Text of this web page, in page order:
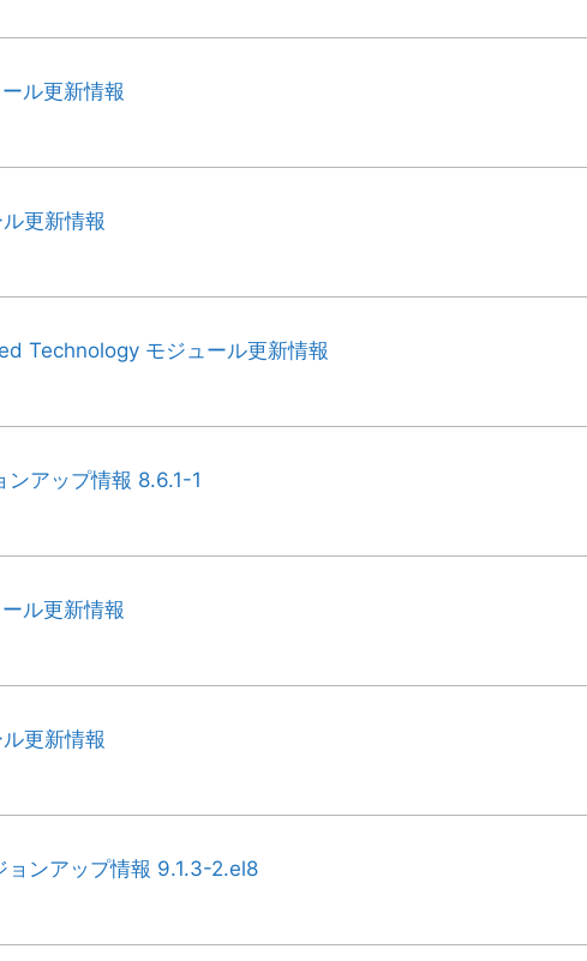
ル更新情報
更新情報
Technology モジュール更新情報
ンアップ情報 8.6.1-1
ル更新情報
更新情報
ョンアップ情報 9.1.3-2.el8